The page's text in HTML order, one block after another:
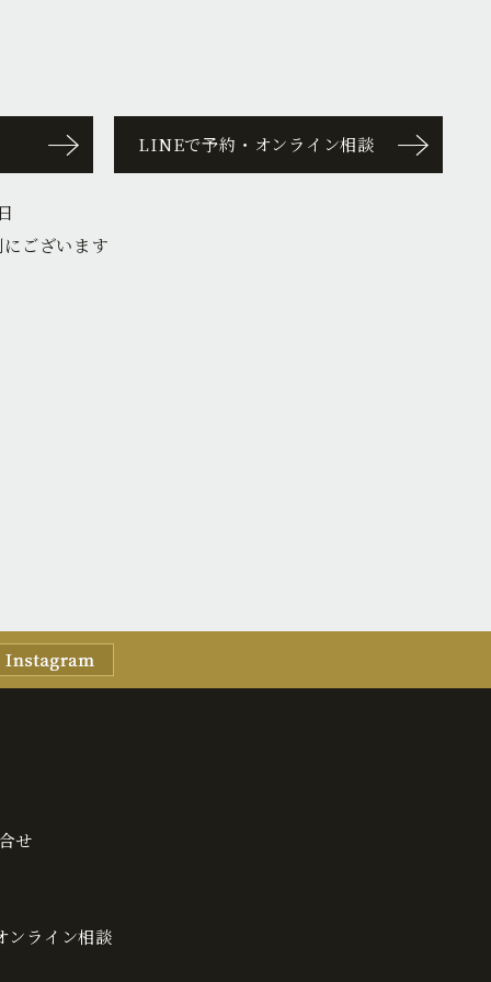
LINEで予約・オンライン相談
ございます
せ
ライン相談